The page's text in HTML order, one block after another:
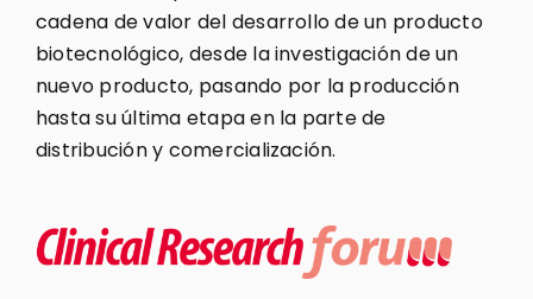
cadena de valor del desarrollo de un producto
biotecnológico, desde la investigación de un
nuevo producto, pasando por la producción
hasta su última etapa en la parte de
distribución y comercialización.